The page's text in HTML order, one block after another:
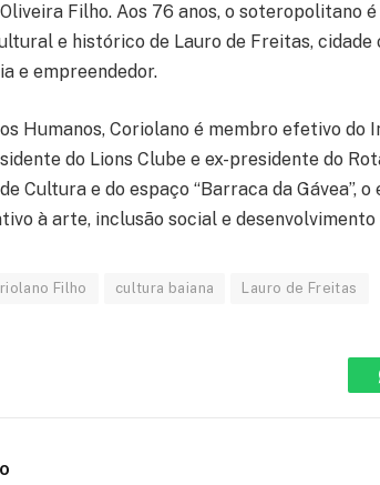
Filho. Aos 76 anos, o soteropolitano
e histórico de Lauro de Freitas, cidade
e empreendedor.
Humanos, Coriolano é membro efetivo
do Lions Clube e ex-presidente do
Cultura e do espaço “Barraca da Gávea”,
à arte, inclusão social e
Filho cultura baiana Lauro de Freitas